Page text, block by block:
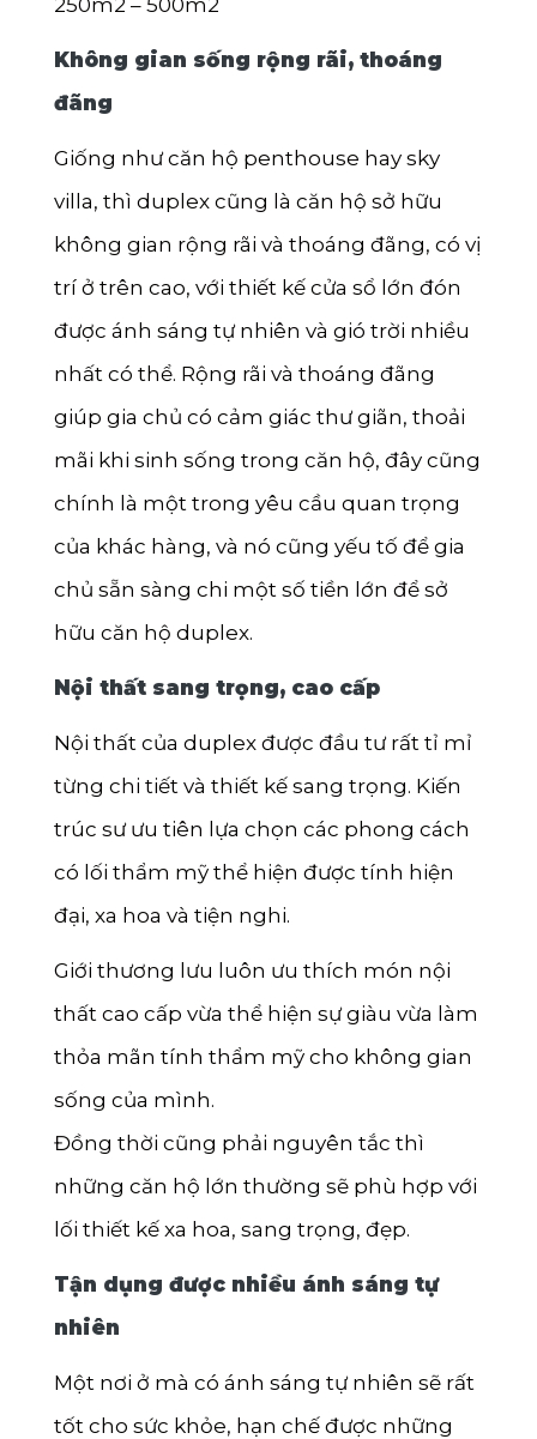
Không gian sống rộng rãi, thoáng
đãng
Giống như căn hộ penthouse hay sky
villa, thì duplex cũng là căn hộ sở hữu
không gian rộng rãi và thoáng đãng, có vị
trí ở trên cao, với thiết kế cửa sổ lớn đón
được ánh sáng tự nhiên và gió trời nhiều
nhất có thể. Rộng rãi và thoáng đãng
giúp gia chủ có cảm giác thư giãn, thoải
mãi khi sinh sống trong căn hộ, đây cũng
chính là một trong yêu cầu quan trọng
của khác hàng, và nó cũng yếu tố để gia
chủ sẵn sàng chi một số tiền lớn để sở
hữu căn hộ duplex.
Nội thất sang trọng, cao cấp
Nội thất của duplex được đầu tư rất tỉ mỉ
từng chi tiết và thiết kế sang trọng. Kiến
trúc sư ưu tiên lựa chọn các phong cách
có lối thẩm mỹ thể hiện được tính hiện
đại, xa hoa và tiện nghi.
Giới thương lưu luôn ưu thích món nội
thất cao cấp vừa thể hiện sự giàu vừa làm
thỏa mãn tính thẩm mỹ cho không gian
sống của mình.
Đồng thời cũng phải nguyên tắc thì
những căn hộ lớn thường sẽ phù hợp với
lối thiết kế xa hoa, sang trọng, đẹp.
Tận dụng được nhiều ánh sáng tự
nhiên
Một nơi ở mà có ánh sáng tự nhiên sẽ rất
tốt cho sức khỏe, hạn chế được những